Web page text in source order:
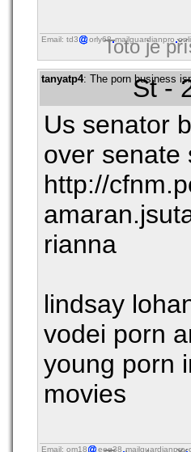
Email: td3 orly68 mailguardianpro
Toto je
tanyatp4: The porn business
St -
Us senator
over senate
http://
rianna
lindsay
vodei porn
young porn
movies
Email: om18 eog38 mailguardianpro